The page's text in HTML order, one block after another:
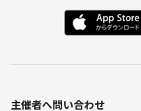
主催者へ問い合わせ